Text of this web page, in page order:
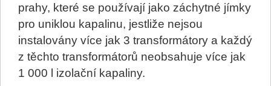
prahy, které se používají jako záchytné jímky
pro uniklou kapalinu, jestliže nejsou
instalovány více jak 3 transformátory a každý
z těchto transformátorů neobsahuje více jak
1 000 l izolační kapaliny.